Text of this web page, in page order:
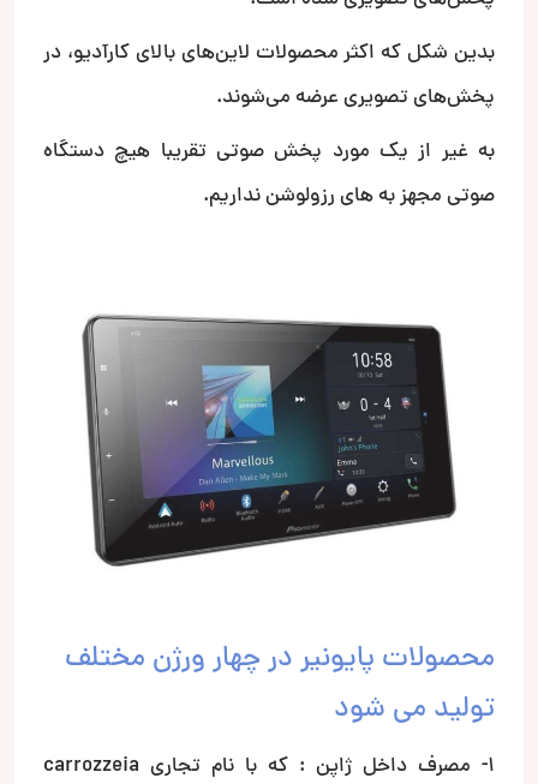
بدین شکل که اکثر محصولات لاین‌های بالای کارآدیو، در
پخش‌های تصویری عرضه می‌شوند.
به غیر از یک مورد پخش صوتی تقریبا هیچ دستگاه
صوتی مجهز به های رزولوشن نداریم.
محصولات پایونیر در چهار ورژن مختلف
تولید می شود
1- مصرف داخل ژاپن : که با نام تجاری carrozzeia